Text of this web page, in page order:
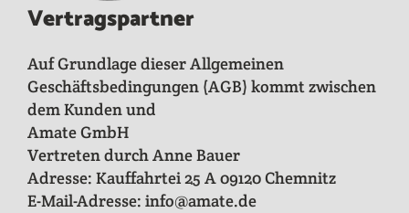
Vertragspartner
Auf Grundlage dieser Allgemeinen
Geschäftsbedingungen (AGB) kommt zwischen
dem Kunden und
Amate GmbH
Vertreten durch Anne Bauer
Adresse: Kauffahrtei 25 A 09120 Chemnitz
E-Mail-Adresse: info@amate.de